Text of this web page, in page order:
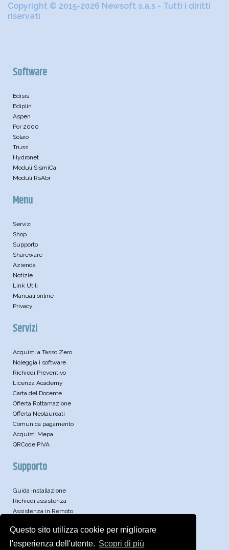
Questo sito utilizza cookie per migliorare
l'esperienza dell'utente. Scopri di più
Copyright © 2015-2026 Newsoft s.a.s - Tutti i diritti
riservati
Software
Edisis
Ediplin
Aspen
Por 2000
Solaio
Truss
Hydronet
Moduli SismiCa
Moduli RsAbr
Menu
Servizi
Shop
Supporto
Shareware
Azienda
Notizie
Link Utili
Manuali online
Privacy
Servizi
Acquisti a Tasso Zero
Noleggia i software
Richiedi Preventivo
Licenza Academy
Carta del Docente
Offerta Rottamazione
Offerta Neolaureati
Comunica pagamento
Acquisti Mepa
QRCode PIVA
Supporto
Guida installazione
Richiedi assistenza
Assistenza in Remoto
Video
Articoli Tecnici